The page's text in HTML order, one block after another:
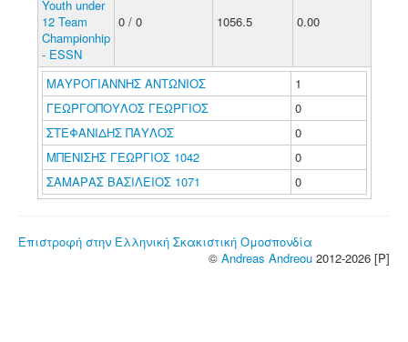
Youth under
12 Team
Championhip
- ESSN
0 / 0 1056.5 0.00
ΜΑΥΡΟΓΙΑΝΝΗΣ ΑΝΤΩΝΙΟΣ
1
ΓΕΩΡΓΟΠΟΥΛΟΣ ΓΕΩΡΓΙΟΣ
0
ΣΤΕΦΑΝΙΔΗΣ ΠΑΥΛΟΣ
0
ΜΠΕΝΙΣΗΣ ΓΕΩΡΓΙΟΣ 1042
0
ΣΑΜΑΡΑΣ ΒΑΣΙΛΕΙΟΣ 1071
0
Επιστροφή στην Ελληνική Σκακιστική Ομοσπονδία
© Andreas Andreou 2012-2026 [P]